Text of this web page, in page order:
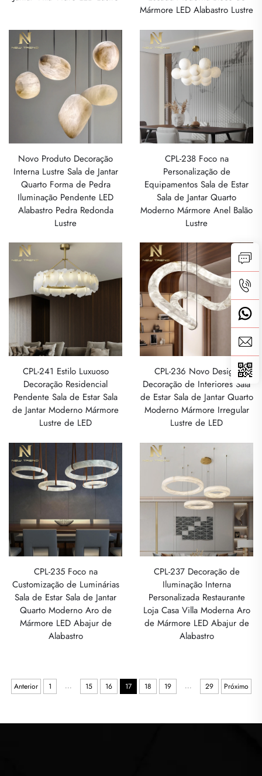
Mármore LED Alabastro Lustre
Novo Produto Decoração
Interna Lustre Sala de Jantar
Quarto Forma de Pedra
Iluminação Pendente LED
Alabastro Pedra Redonda
Lustre
CPL-238 Foco na
Personalização de
Equipamentos Sala de Estar
Sala de Jantar Quarto
Moderno Mármore Anel Balão
Lustre
CPL-241 Estilo Luxuoso
Decoração Residencial
Pendente Sala de Estar Sala
de Jantar Moderno Mármore
Lustre de LED
CPL-236 Novo Design
Decoração de Interiores Sala
de Estar Sala de Jantar Quarto
Moderno Mármore Irregular
Lustre de LED
CPL-235 Foco na
Customização de Luminárias
Sala de Estar Sala de Jantar
Quarto Moderno Aro de
Mármore LED Abajur de
Alabastro
CPL-237 Decoração de
Iluminação Interna
Personalizada Restaurante
Loja Casa Villa Moderna Aro
de Mármore LED Abajur de
Alabastro
Anterior 1 ... 15 16 17 18 19 ... 29 Próximo